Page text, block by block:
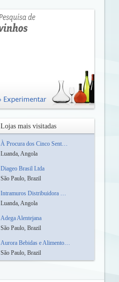
Lojas mais visitadas
À Procura dos Cinco Sent…
Luanda, Angola
Diageo Brasil Ltda
São Paulo, Brazil
Intramuros Distribuidora …
Luanda, Angola
Adega Alentejana
São Paulo, Brazil
Aurora Bebidas e Alimento…
São Paulo, Brazil